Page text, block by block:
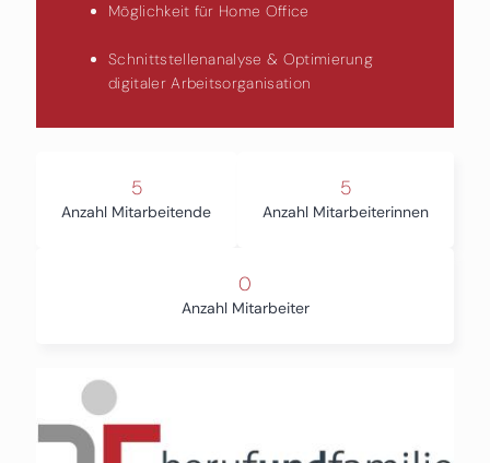
Möglichkeit für Home Office
Schnittstellenanalyse & Optimierung
digitaler Arbeitsorganisation
5
Anzahl Mitarbeitende
5
Anzahl Mitarbeiterinnen
0
Anzahl Mitarbeiter